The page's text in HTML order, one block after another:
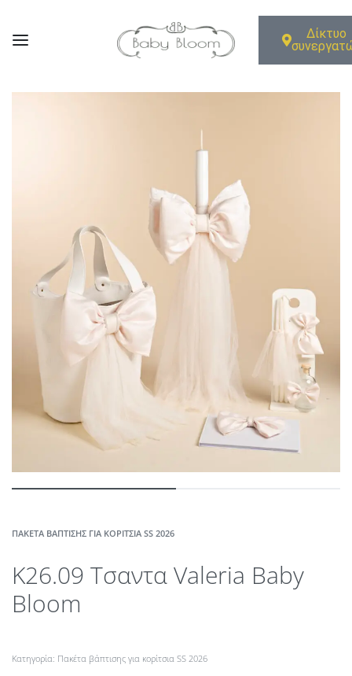
Δίκτυο
ΠΑΚΈΤΑ ΒΆΠΤΙΣΗΣ ΓΙΑ ΚΟΡΊΤΣΙΑ SS 2026
K26.09 Τσαντα Valeria Baby
Bloom
Κατηγορία: Πακέτα βάπτισης για κορίτσια SS 2026